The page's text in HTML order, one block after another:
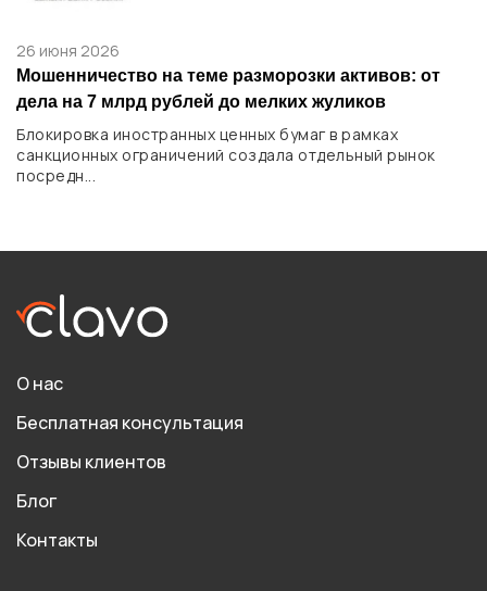
26 июня 2026
Мошенничество на теме разморозки активов: от
дела на 7 млрд рублей до мелких жуликов
Блокировка иностранных ценных бумаг в рамках
санкционных ограничений создала отдельный рынок
посредн...
О нас
Бесплатная консультация
Отзывы клиентов
Блог
Контакты